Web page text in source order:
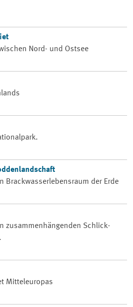
Nord- und Ostsee
Brackwasserlebensraum der Erde
zusammenhängenden Schlick-
Mitteleuropas